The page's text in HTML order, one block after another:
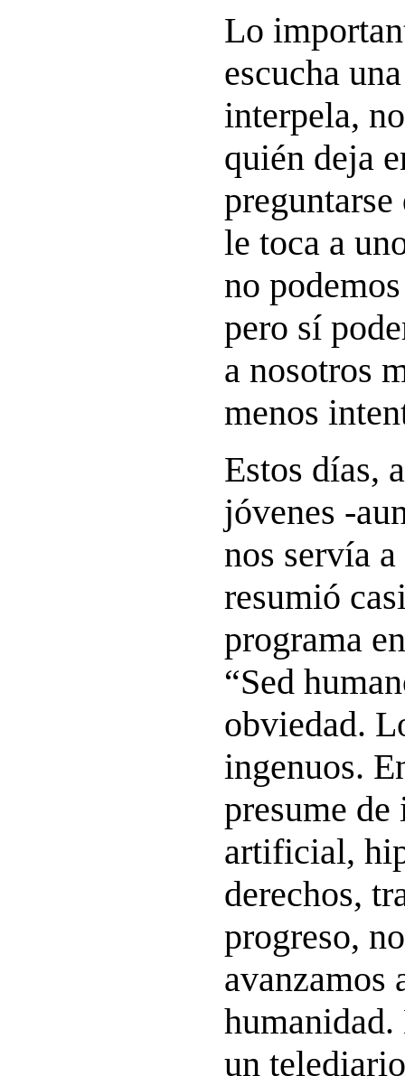
Lo
escucha
interpela,
quién deja
le toca a
no
pero sí
a nosotros
menos
Estos días,
jóvenes -
nos servía
resumió
programa
“Sed
obviedad.
ingenuos.
presume
artificial,
derechos,
progreso,
avanzamos
humanidad.
un